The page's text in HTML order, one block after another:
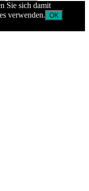
Sie sich damit
verwenden. OK